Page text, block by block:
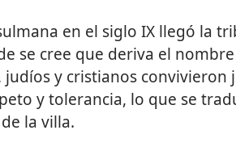
en el siglo IX llegó la
se cree que deriva el
judíos y cristianos convivieron
y tolerancia, lo que se
la villa.